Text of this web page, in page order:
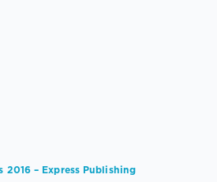
2016 – Express Publishing